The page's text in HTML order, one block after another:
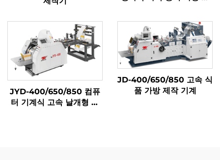
JYD-400/650/850 컴퓨
터 기계식 고속 날개형 종
JD-400/650/850 고속 식
품 가방 제작 기계